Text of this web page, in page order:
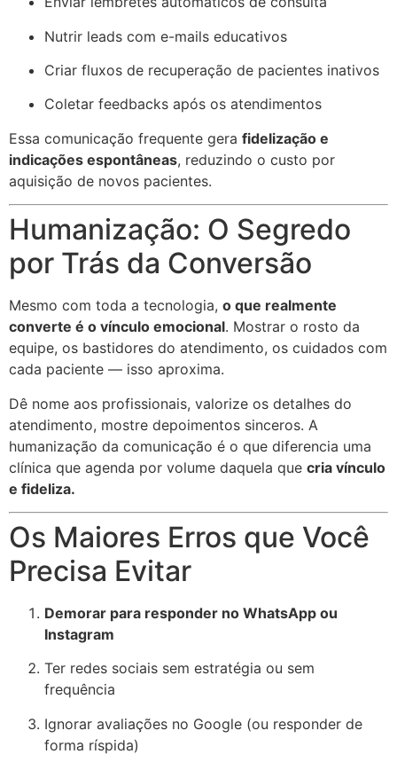
Nutrir leads com e-mails educativos
Criar fluxos de recuperação de pacientes inativos
Coletar feedbacks após os atendimentos
Essa comunicação frequente gera fidelização e
indicações espontâneas, reduzindo o custo por
aquisição de novos pacientes.
Humanização: O Segredo
por Trás da Conversão
Mesmo com toda a tecnologia, o que realmente
converte é o vínculo emocional. Mostrar o rosto da
equipe, os bastidores do atendimento, os cuidados com
cada paciente — isso aproxima.
Dê nome aos profissionais, valorize os detalhes do
atendimento, mostre depoimentos sinceros. A
humanização da comunicação é o que diferencia uma
clínica que agenda por volume daquela que cria vínculo
e fideliza.
Os Maiores Erros que Você
Precisa Evitar
Demorar para responder no WhatsApp ou
Instagram
Ter redes sociais sem estratégia ou sem
frequência
Ignorar avaliações no Google (ou responder de
forma ríspida)